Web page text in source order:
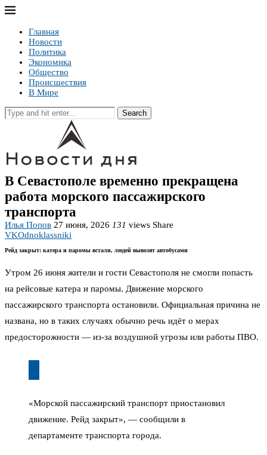
Главная
Новости
Политика
Экономика
Общество
Происшествия
В Мире
Search
В Севастополе временно прекращена
работа морского пассажирского
транспорта
Илья Попов 27 июня, 2026 131 views Share
VKOdnoklassniki
Рейд закрыт: катера и паромы встали, людей вывозят автобусами
Утром 26 июня жители и гости Севастополя не смогли попасть
на рейсовые катера и паромы. Движение морского
пассажирского транспорта остановили. Официальная причина не
названа, но в таких случаях обычно речь идёт о мерах
предосторожности — из-за воздушной угрозы или работы ПВО.
«Морской пассажирский транспорт приостановил
движение. Рейд закрыт», — сообщили в
департаменте транспорта города.